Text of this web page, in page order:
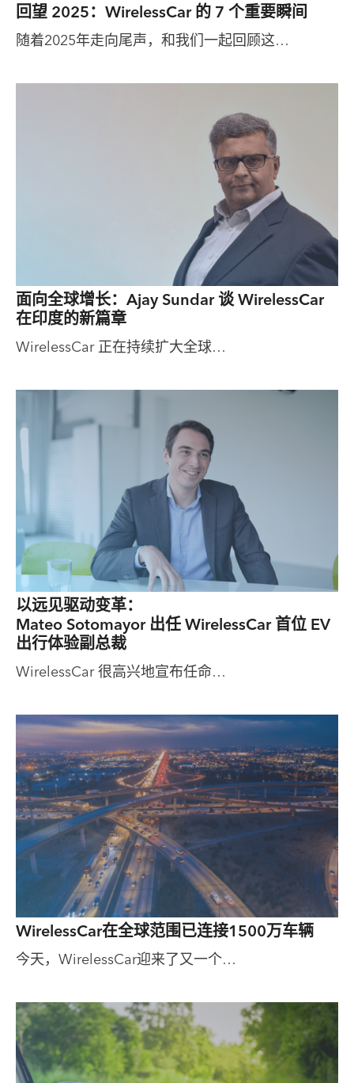
回望 2025：WirelessCar 的 7 个重要瞬间
随着2025年走向尾声，和我们一起回顾这…
面向全球增长：Ajay Sundar 谈 WirelessCar
在印度的新篇章
WirelessCar 正在持续扩大全球…
以远见驱动变革：
Mateo Sotomayor 出任 WirelessCar 首位 EV
出行体验副总裁
WirelessCar 很高兴地宣布任命…
WirelessCar在全球范围已连接1500万车辆
今天，WirelessCar迎来了又一个…